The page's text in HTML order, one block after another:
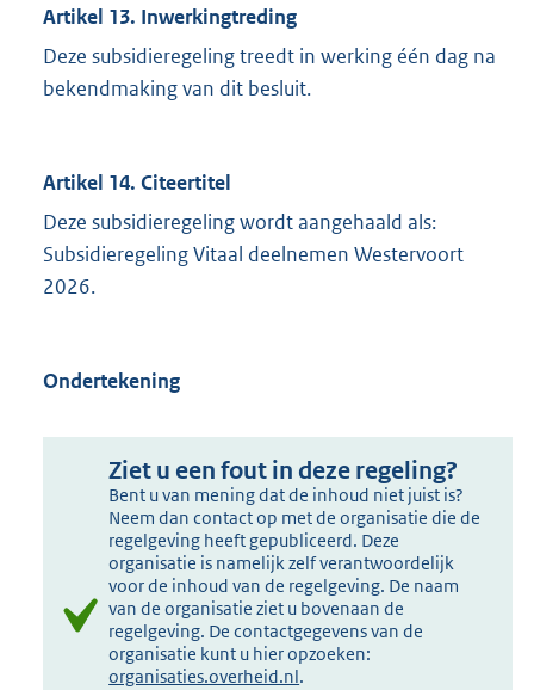
Artikel 13. Inwerkingtreding
Deze subsidieregeling treedt in werking één dag na
bekendmaking van dit besluit.
Artikel 14. Citeertitel
Deze subsidieregeling wordt aangehaald als:
Subsidieregeling Vitaal deelnemen Westervoort
2026.
Ondertekening
Ziet u een fout in deze regeling?
Bent u van mening dat de inhoud niet juist is?
Neem dan contact op met de organisatie die de
regelgeving heeft gepubliceerd. Deze
organisatie is namelijk zelf verantwoordelijk
voor de inhoud van de regelgeving. De naam
van de organisatie ziet u bovenaan de
regelgeving. De contactgegevens van de
organisatie kunt u hier opzoeken:
organisaties.overheid.nl.